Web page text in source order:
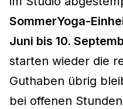
SommerYoga-
Juni bis 10.
starten wieder die
Guthaben übrig
bei offenen